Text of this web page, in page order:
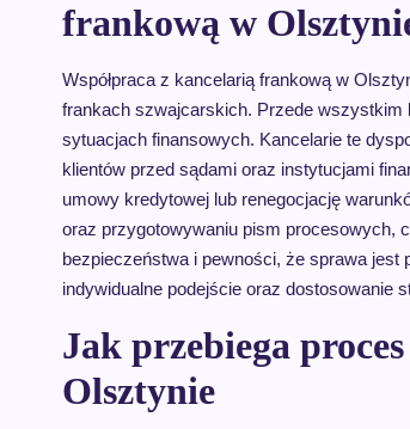
frankową w
Współpraca z kancelarią frankową w
frankach szwajcarskich. Przede wszystkim
sytuacjach finansowych. Kancelarie te
klientów przed sądami oraz instytucjami
umowy kredytowej lub renegocjację
oraz przygotowywaniu pism procesowych,
bezpieczeństwa i pewności, że sprawa
indywidualne podejście oraz dostosowanie
Jak przebiega
Olsztynie